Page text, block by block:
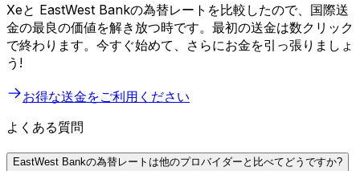
Xeと EastWest Bankの為替レートを比較したので、国際送
金の最良の価値を解き放つ時です。最初の送金は数クリック
で終わります。今すぐ始めて、さらにお金を引っ張りましょ
う!
お得な送金をご利用ください
よくある質問
EastWest Bankの為替レートは他のプロバイダーと比べてどうですか?